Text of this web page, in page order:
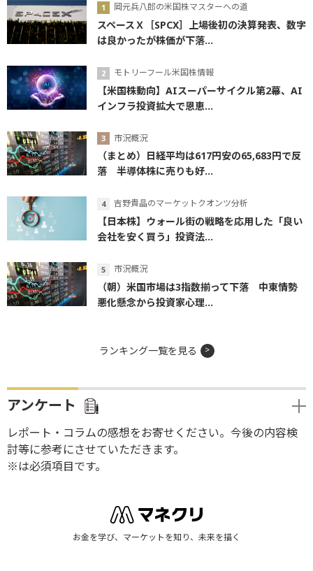
岡元兵八郎の米国株マスターへの道
スペースＸ［SPCX］上場後初の決算発表、数字
は良かったが株価が下落...
モトリーフール米国株情報
【米国株動向】AIスーパーサイクル第2幕、AI
インフラ投資拡大で恩恵...
市況概況
（まとめ）日経平均は617円安の65,683円で反
落 半導体株に売りも好...
吉野貴晶のマーケットクオンツ分析
【日本株】ウォール街の戦略を応用した「良い
会社を安く買う」投資法...
市況概況
（朝）米国市場は3指数揃って下落 中東情勢
悪化懸念から投資家心理...
ランキング一覧を見る
アンケート
レポート・コラムの感想をお寄せください。今後の内容検
討等に参考にさせていただきます。
※は必須項目です。
お金を学び、マーケットを知り、未来を描く